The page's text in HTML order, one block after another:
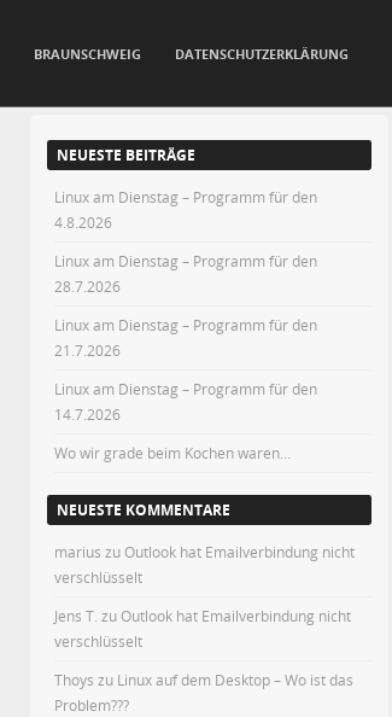
BRAUNSCHWEIG DATENSCHUTZERKLÄRUNG
NEUESTE BEITRÄGE
Linux am Dienstag – Programm für den
4.8.2026
Linux am Dienstag – Programm für den
28.7.2026
Linux am Dienstag – Programm für den
21.7.2026
Linux am Dienstag – Programm für den
14.7.2026
Wo wir grade beim Kochen waren…
NEUESTE KOMMENTARE
marius zuOutlook hat Emailverbindung nicht
verschlüsselt
Jens T. zuOutlook hat Emailverbindung nicht
verschlüsselt
Thoys zu Linux auf dem Desktop – Wo ist das
Problem???